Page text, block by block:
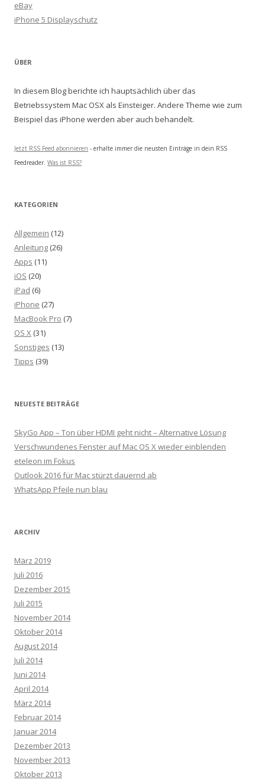
eBay
iPhone 5 Displayschutz
ÜBER
In diesem Blog berichte ich hauptsächlich über das
Betriebssystem Mac OSX als Einsteiger. Andere Theme wie zum
Beispiel das iPhone werden aber auch behandelt.
Jetzt RSS Feed abonnieren - erhalte immer die neusten Einträge in dein RSS
Feedreader. Was ist RSS?
KATEGORIEN
Allgemein (12)
Anleitung (26)
Apps (11)
iOS (20)
iPad (6)
iPhone (27)
MacBook Pro (7)
OS X (31)
Sonstiges (13)
Tipps (39)
NEUESTE BEITRÄGE
SkyGo App – Ton über HDMI geht nicht – Alternative Lösung
Verschwundenes Fenster auf Mac OS X wieder einblenden
eteleon im Fokus
Outlook 2016 für Mac stürzt dauernd ab
WhatsApp Pfeile nun blau
ARCHIV
März 2019
Juli 2016
Dezember 2015
Juli 2015
November 2014
Oktober 2014
August 2014
Juli 2014
Juni 2014
April 2014
März 2014
Februar 2014
Januar 2014
Dezember 2013
November 2013
Oktober 2013